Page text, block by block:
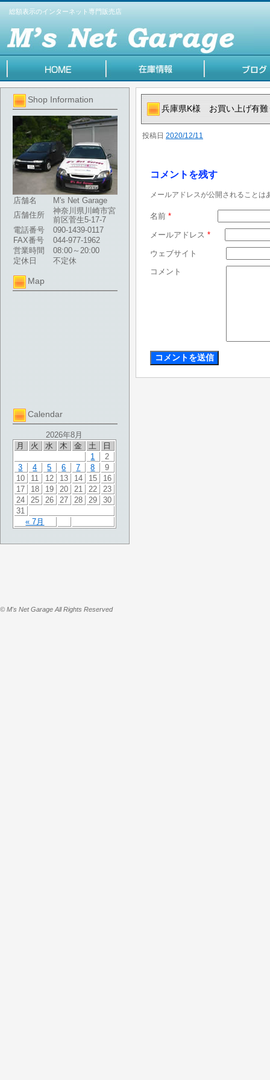
総額表示のインターネット専門販売店
Shop Information
店舗名
M's Net Garage
店舗住所
神奈川県川崎市宮
前区菅生5-17-7
電話番号
090-1439-0117
FAX番号
044-977-1962
営業時間
08:00～20:00
定休日
不定休
Map
Calendar
2026年8月
月
火 水 木 金 土 日
« 7月
1
2
3
4 5 6 7 8
9
10
11 12 13 14 15
16
17
18 19 20 21 22
23
24
25 26 27 28 29
30
31
兵庫県K様 お買い上げ有難
投稿日 2020/12/11
コメントを残す
メールアドレスが公開されることは
名前 *
メールアドレス *
ウェブサイト
コメント
© M's Net Garage All Rights Reserved